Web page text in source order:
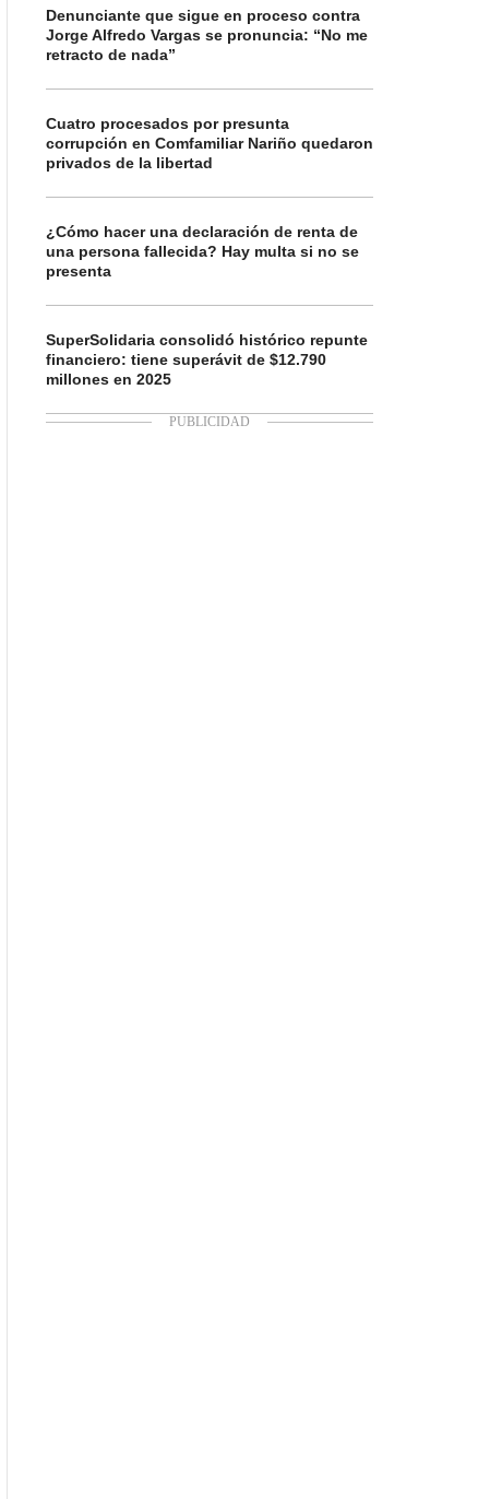
Denunciante que sigue en proceso contra
Jorge Alfredo Vargas se pronuncia: “No me
retracto de nada”
Cuatro procesados por presunta
corrupción en Comfamiliar Nariño quedaron
privados de la libertad
¿Cómo hacer una declaración de renta de
una persona fallecida? Hay multa si no se
presenta
SuperSolidaria consolidó histórico repunte
financiero: tiene superávit de $12.790
millones en 2025